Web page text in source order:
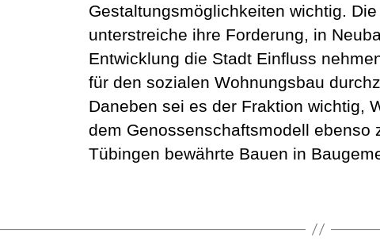
Gestaltungsmöglichkeiten wichtig.
unterstreiche ihre Forderung, in
Entwicklung die Stadt Einfluss
für den sozialen Wohnungsbau
Daneben sei es der Fraktion wichtig,
dem Genossenschaftsmodell ebenso
Tübingen bewährte Bauen in